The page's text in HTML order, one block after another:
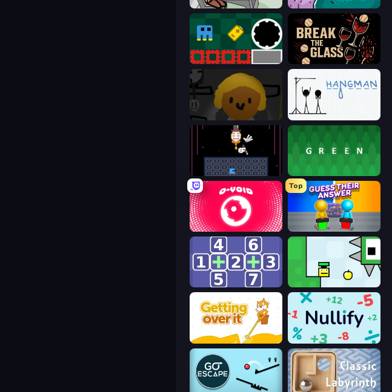
Riddle School Tilo
Jump and Hover Break the Glass
Hangman
Just One Boss
O-VOID
Top
Guess Their Answer
Math Push
Getting Over It Nullify